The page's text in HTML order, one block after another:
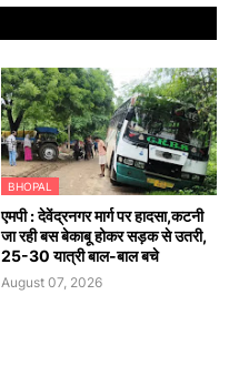
BHOPAL
एमपी : देवेंद्रनगर मार्ग पर हादसा,कटनी
जा रही बस बेकाबू होकर सड़क से उतरी,
25-30 यात्री बाल-बाल बचे
August 07, 2026